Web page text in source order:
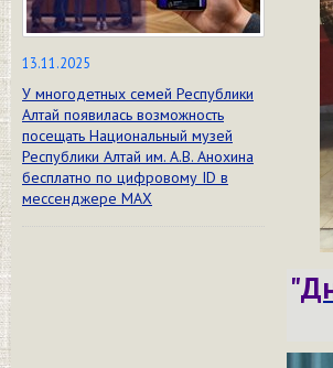
13.11.2025
У многодетных семей Республики
Алтай появилась возможность
посещать Национальный музей
Республики Алтай им. А.В. Анохина
бесплатно по цифровому ID в
мессенджере МАХ
"